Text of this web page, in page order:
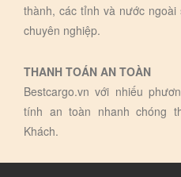
thành, các tỉnh và nước
chuyên nghiệp.
THANH TOÁN AN TOÀN
Bestcargo.vn với nhiếu
tính an toàn nhanh chóng
Khách.